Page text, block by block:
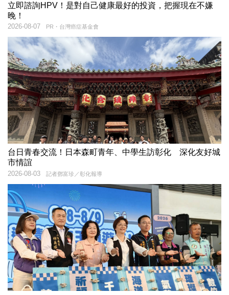
立即諮詢HPV！是對自己健康最好的投資，把握現在不嫌
晚！
PR・台灣癌症基金會
2026-08-07
台日青春交流！日本森町青年、中學生訪彰化 深化友好城
市情誼
記者鄧富珍／彰化報導
2026-08-03